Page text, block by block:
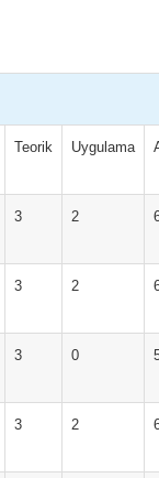
Teorik Uygulama
3 2
3 2
3 0
3 2